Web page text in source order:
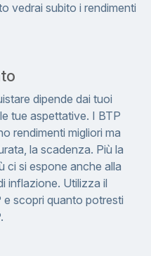
vedrai subito i rendimenti
dipende dai tuoi
tue aspettative. I BTP
rendimenti migliori ma
la scadenza. Più la
ci si espone anche alla
inflazione. Utilizza il
scopri quanto potresti